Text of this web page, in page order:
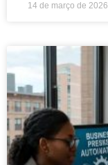
14 de março de 2026